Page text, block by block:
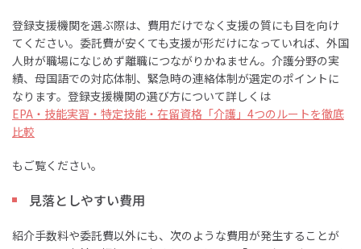
登録支援機関を選ぶ際は、費用だけでなく支援の質にも目を向け
てください。委託費が安くても支援が形だけになっていれば、外国
人財が職場になじめず離職につながりかねません。介護分野の実
績、母国語での対応体制、緊急時の連絡体制が選定のポイントに
なります。登録支援機関の選び方について詳しくは
EPA・技能実習・特定技能・在留資格「介護」4つのルートを徹底
比較
もご覧ください。
見落としやすい費用
紹介手数料や委託費以外にも、次のような費用が発生することが